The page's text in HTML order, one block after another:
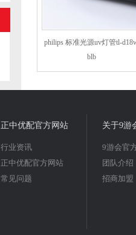
philips 标准光源uv灯管tl-
blb
正中优配官方网站
行业资讯
正中优配官方网站
常见问题
关于9游
9游会官
团队介绍
招商加盟